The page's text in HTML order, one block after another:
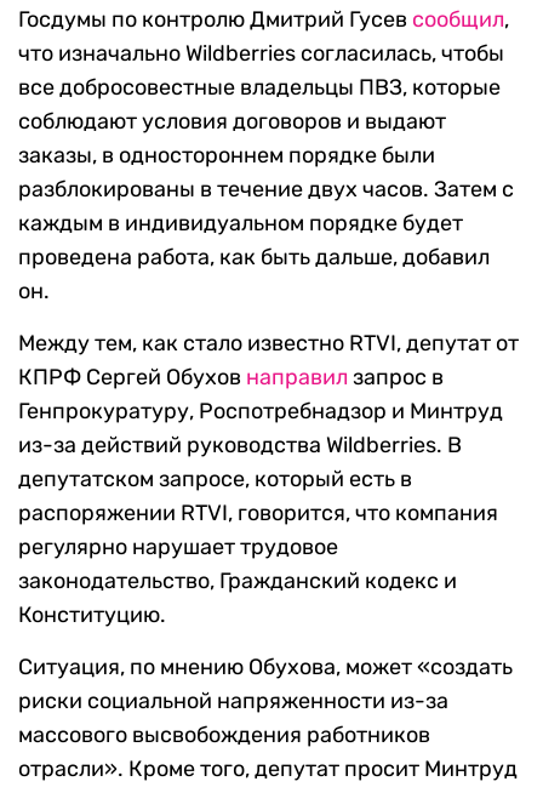
Госдумы по контролю Дмитрий Гусев сообщил,
что изначально Wildberries согласилась, чтобы
все добросовестные владельцы ПВЗ, которые
соблюдают условия договоров и выдают
заказы, в одностороннем порядке были
разблокированы в течение двух часов. Затем с
каждым в индивидуальном порядке будет
проведена работа, как быть дальше, добавил
он.
Между тем, как стало известно RTVI, депутат от
КПРФ Сергей Обухов направил запрос в
Генпрокуратуру, Роспотребнадзор и Минтруд
из-за действий руководства Wildberries. В
депутатском запросе, который есть в
распоряжении RTVI, говорится, что компания
регулярно нарушает трудовое
законодательство, Гражданский кодекс и
Конституцию.
Ситуация, по мнению Обухова, может «создать
риски социальной напряженности из-за
массового высвобождения работников
отрасли». Кроме того, депутат просит Минтруд